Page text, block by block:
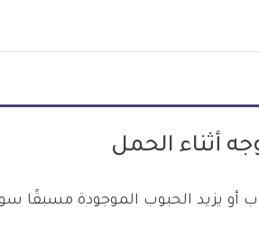
أثناء الحمل
يزيد الحبوب الموجودة مسبقًا